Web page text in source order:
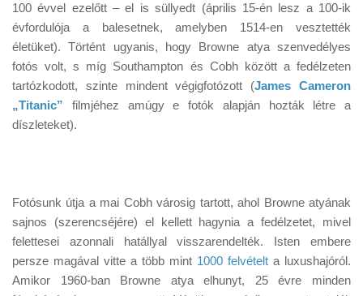
Tanácsok
Érdekességek
Helyszíni Riport
E-BB
100 évvel ezelőtt – el is süllyedt (április 15-én lesz a 100-ik
évfordulója a balesetnek, amelyben 1514-en vesztették
életüket). Történt ugyanis, hogy Browne atya szenvedélyes
fotós volt, s míg Southampton és Cobh között a fedélzeten
tartózkodott, szinte mindent végigfotózott (James Cameron
„Titanic” filmjéhez amúgy e fotók alapján hozták létre a
díszleteket).
Fotósunk útja a mai Cobh városig tartott, ahol Browne atyának
sajnos (szerencséjére) el kellett hagynia a fedélzetet, mivel
felettesei azonnali hatállyal visszarendelték. Isten embere
persze magával vitte a több mint 1000 felvételt a luxushajóról.
Amikor 1960-ban Browne atya elhunyt, 25 évre minden